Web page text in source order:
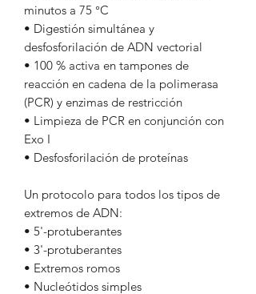
minutos a 75 °C
• Digestión simultánea y
desfosforilación de ADN vectorial
• 100 % activa en tampones de
reacción en cadena de la polimerasa
(PCR) y enzimas de restricción
• Limpieza de PCR en conjunción con
Exo I
• Desfosforilación de proteínas
Un protocolo para todos los tipos de
extremos de ADN:
• 5'-protuberantes
• 3'-protuberantes
• Extremos romos
• Nucleótidos simples